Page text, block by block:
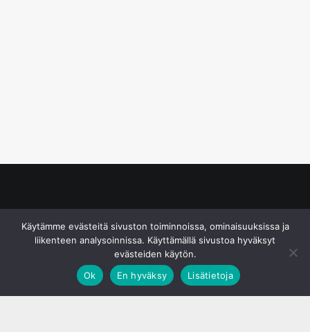
Käytämme evästeitä sivuston toiminnoissa, ominaisuuksissa ja
liikenteen analysoinnissa. Käyttämällä sivustoa hyväksyt
evästeiden käytön.
Ok
En hyväksy Lisätietoja